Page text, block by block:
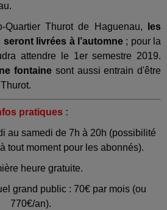
Quartier Thurot de Haguenau,
les
livrées à l’automne; pour la
attendre le 1er semestre 2019.
fontaine sont aussi entrain d'être
pratiques :
au samedi de 7h à 20h (possibilité
tout moment pour les abonnés).
heure gratuite.
grand public : 70€ par mois (ou
770€/an).